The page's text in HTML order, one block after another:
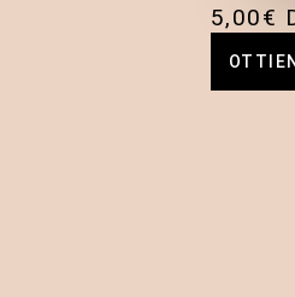
5,00€